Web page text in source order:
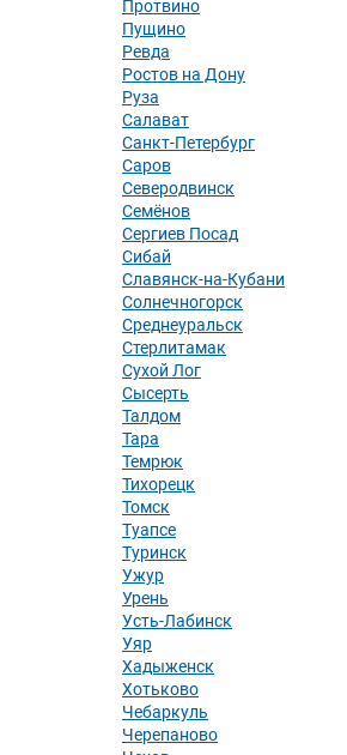
Протвино
Пущино
Ревда
Ростов на Дону
Руза
Салават
Санкт-Петербург
Саров
Северодвинск
Семёнов
Сергиев Посад
Сибай
Славянск-на-Кубани
Солнечногорск
Среднеуральск
Стерлитамак
Сухой Лог
Сысерть
Талдом
Тара
Темрюк
Тихорецк
Томск
Туапсе
Туринск
Ужур
Урень
Усть-Лабинск
Уяр
Хадыженск
Хотьково
Чебаркуль
Черепаново